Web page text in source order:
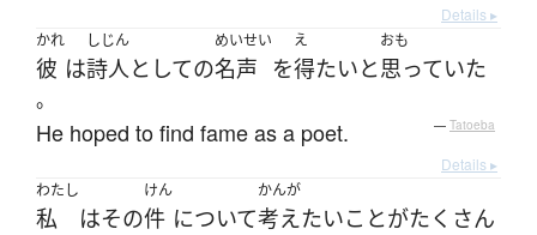
Details ▸
かれ
彼 は
しじん
詩人としての
めいせい
名声 を
え
得たいと
おも
思っていた
。
He hoped to find fame as a poet. — Tatoeba
Details ▸
わたし
私 はその
けん
件 について
かんが
考えたいことがたくさん